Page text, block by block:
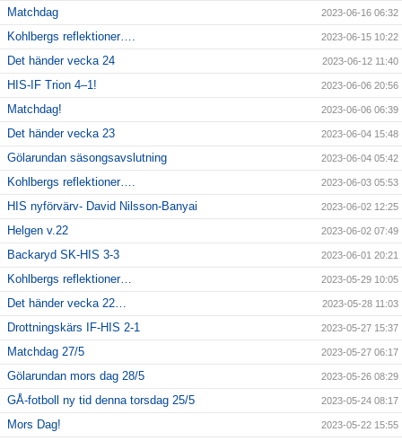
Matchdag 2023-06-16 06:32
Kohlbergs reflektioner…. 2023-06-15 10:22
Det händer vecka 24 2023-06-12 11:40
HIS-IF Trion 4–1! 2023-06-06 20:56
Matchdag! 2023-06-06 06:39
Det händer vecka 23 2023-06-04 15:48
Gölarundan säsongsavslutning 2023-06-04 05:42
Kohlbergs reflektioner…. 2023-06-03 05:53
HIS nyförvärv- David Nilsson-Banyai 2023-06-02 12:25
Helgen v.22 2023-06-02 07:49
Backaryd SK-HIS 3-3 2023-06-01 20:21
Kohlbergs reflektioner… 2023-05-29 10:05
Det händer vecka 22… 2023-05-28 11:03
Drottningskärs IF-HIS 2-1 2023-05-27 15:37
Matchdag 27/5 2023-05-27 06:17
Gölarundan mors dag 28/5 2023-05-26 08:29
GÅ-fotboll ny tid denna torsdag 25/5 2023-05-24 08:17
Mors Dag! 2023-05-22 15:55